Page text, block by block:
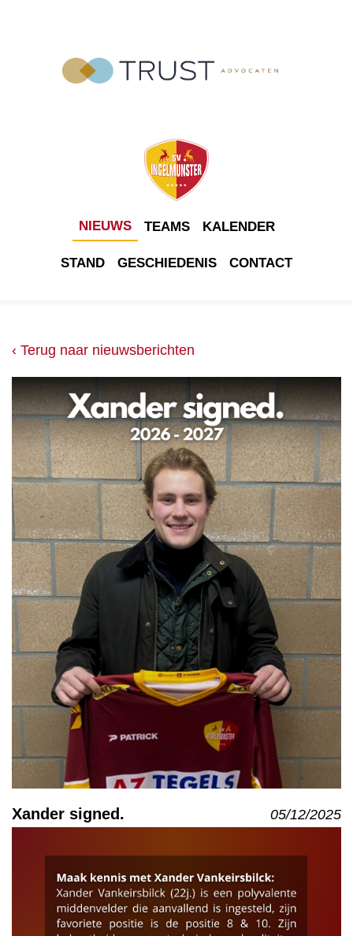
NIEUWS TEAMS KALENDER
STAND GESCHIEDENIS CONTACT
‹ Terug naar nieuwsberichten
Xander signed. 05/12/2025